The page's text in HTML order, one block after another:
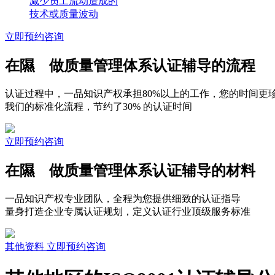
技术或质量波动
立即预约咨询
在隰 做质量管理体系认证辅导的流程
认证过程中，一品知识产权承担80%以上的工作，您的时间更
我们的标准化流程，节约了30% 的认证时间
立即预约咨询
在隰 做质量管理体系认证辅导的材料
一品知识产权专业团队，全程为您提供细致的认证指导
量身打造企业专属认证规划，定义认证行业顶级服务标准
其他资料 立即预约咨询